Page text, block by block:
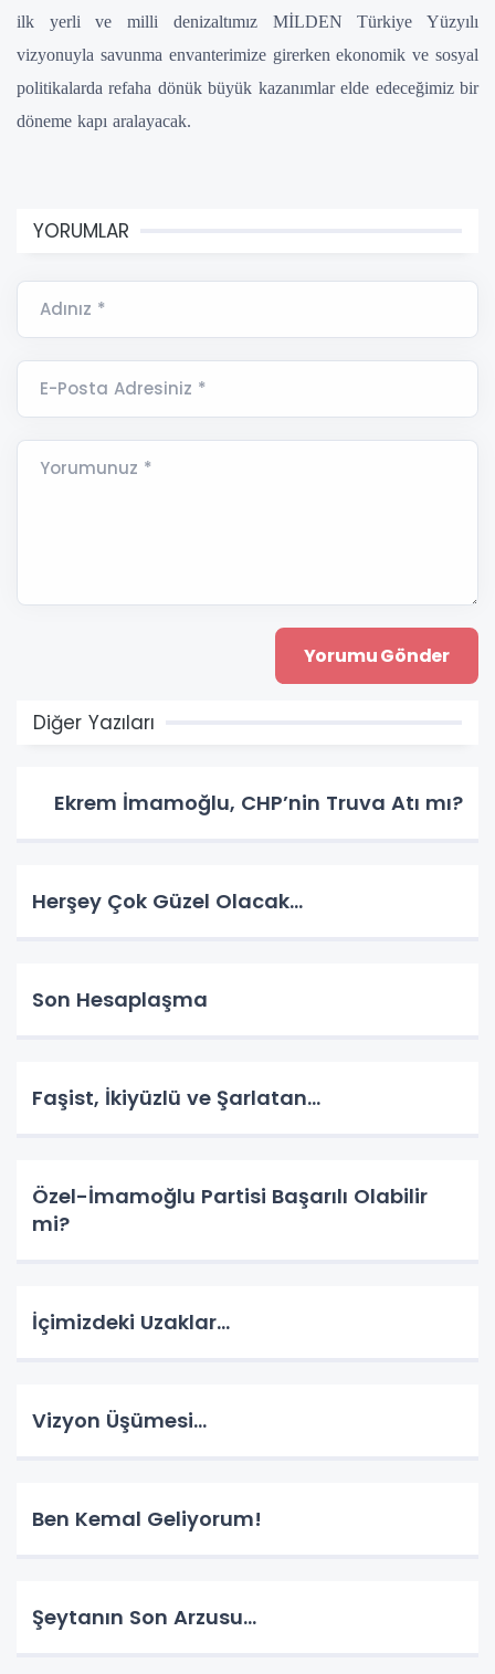
ilk yerli ve milli denizaltımız MİLDEN Türkiye Yüzyılı
vizyonuyla savunma envanterimize girerken ekonomik ve sosyal
politikalarda refaha dönük büyük kazanımlar elde edeceğimiz bir
döneme kapı aralayacak.
YORUMLAR
Adınız *
E-Posta Adresiniz *
Yorumunuz *
Diğer Yazıları
Ekrem İmamoğlu, CHP’nin Truva Atı mı?
Herşey Çok Güzel Olacak…
Son Hesaplaşma
Faşist, İkiyüzlü ve Şarlatan…
Özel-İmamoğlu Partisi Başarılı Olabilir
mi?
İçimizdeki Uzaklar…
Vizyon Üşümesi…
Ben Kemal Geliyorum!
Şeytanın Son Arzusu…